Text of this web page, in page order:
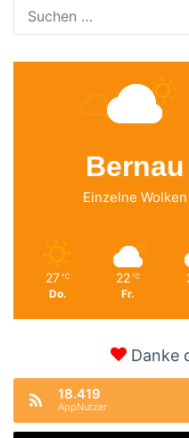
Bernau
Einzelne Wolken
27 ℃
Do.
22 ℃
Fr.
Danke
18.419
AppNutzer